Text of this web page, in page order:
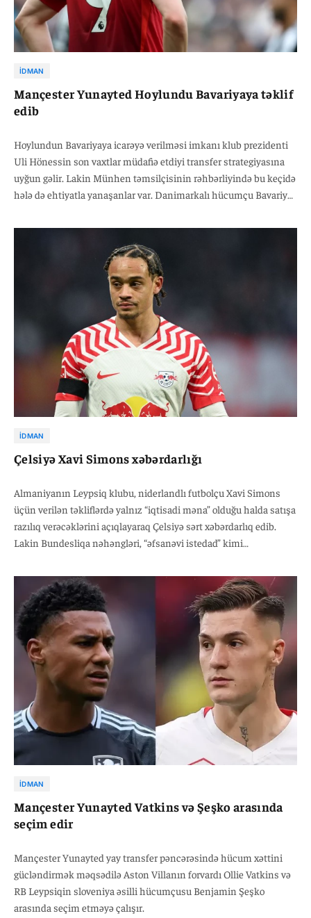
İDMAN
Mançester Yunayted Hoylundu Bavariyaya təklif
edib
Hoylundun Bavariyaya icarəyə verilməsi imkanı klub prezidenti
Uli Hönessin son vaxtlar müdafiə etdiyi transfer strategiyasına
uyğun gəlir. Lakin Münhen təmsilçisinin rəhbərliyində bu keçidə
hələ də ehtiyatla yanaşanlar var. Danimarkalı hücumçu Bavariya
düşünülür. Bu isə Hoylundun Mançester Yunayteddəki
vəziyyətinə bənzər bir durum yarada bilər.
İDMAN
Çelsiyə Xavi Simons xəbərdarlığı
Almaniyanın Leypsiq klubu, niderlandlı futbolçu Xavi Simons
üçün verilən təkliflərdə yalnız “iqtisadi məna” olduğu halda satışa
razılıq verəcəklərini açıqlayaraq Çelsiyə sərt xəbərdarlıq edib.
Lakin Bundesliqa nəhəngləri, “əfsanəvi istedad” kimi
getməyəcəklərini bildiriblər. Klub, futbolçuya ən azı 70 milyon
avro qiymət qoyub.
İDMAN
Mançester Yunayted Vatkins və Şeşko arasında
seçim edir
Mançester Yunayted yay transfer pəncərəsində hücum xəttini
gücləndirmək məqsədilə Aston Villanın forvardı Ollie Vatkins və
RB Leypsiqin sloveniya əsilli hücumçusu Benjamin Şeşko
arasında seçim etməyə çalışır.